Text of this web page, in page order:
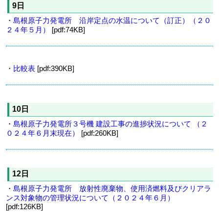
9日
・ 島根原子力発電所 沿岸定点の水温について（訂正）（２０
２４年５月）
[pdf:74KB]
・ 比較表 [pdf:390KB]
10日
・ 島根原子力発電所３号機 建設工事の進捗状況について （２
０２４年６月末現在）
[pdf:260KB]
12日
・ 島根原子力発電所 放射性廃棄物、使用済燃料及びクリアラ
ンス対象物の管理状況について（２０２４年６月）
[pdf:126KB]